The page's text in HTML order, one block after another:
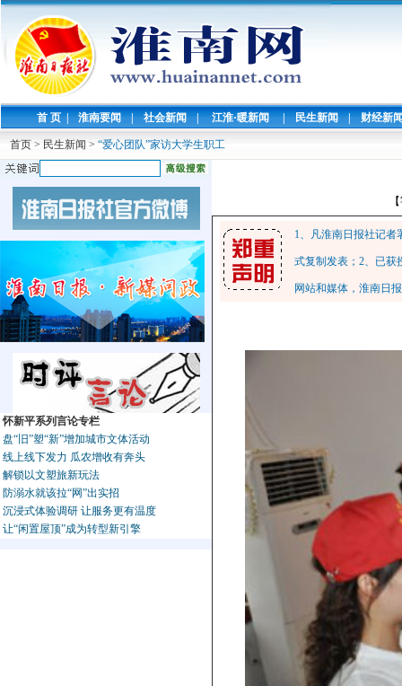
首 页 | 淮南要闻 | 社会新闻 | 江淮·暖新闻 | 民生新闻 | 财经新
首页 > 民生新闻 > “爱心团队”家访大学生职工
怀新平系列言论专栏
盘“旧”塑“新”增加城市文体活动
线上线下发力 瓜农增收有奔头
解锁以文塑旅新玩法
防溺水就该拉“网”出实招
沉浸式体验调研 让服务更有温度
让“闲置屋顶”成为转型新引擎
1、凡淮南日报社记
式复制发表；2、已获
网站和媒体，淮南日